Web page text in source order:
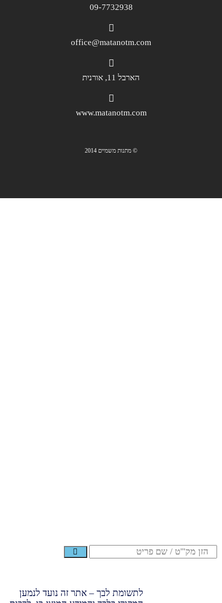
09-7732938
office@matanotm.com
הארבל 11, אורנית
www.matanotm.com
© מתנות משמיים 2014
לתשומת לבך – אתר זה נועד לנמען